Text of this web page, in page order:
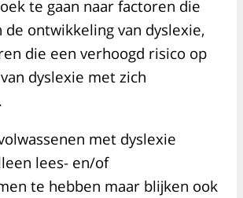
te gaan naar factoren die
de ontwikkeling van dyslexie,
die een verhoogd risico op
dyslexie met zich
met dyslexie
lees- en/of
te hebben maar blijken ook